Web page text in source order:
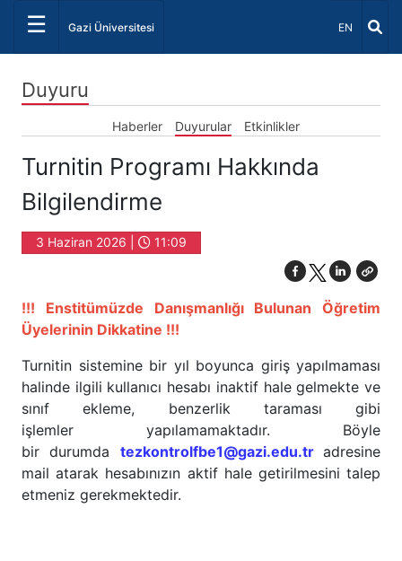
☰ Gazi Üniversitesi Dil Seçiniz
EN
Duyuru
Haberler Duyurular Etkinlikler
Turnitin Programı Hakkında
Bilgilendirme
3 Haziran 2026 | 11:09
!!! Enstitümüzde Danışmanlığı Bulunan Öğretim
Üyelerinin Dikkatine !!!
Turnitin sistemine bir yıl boyunca giriş yapılmaması
halinde ilgili kullanıcı hesabı inaktif hale gelmekte ve
sınıf ekleme, benzerlik taraması gibi
işlemler yapılamamaktadır. Böyle
bir durumda tezkontrolfbe1@gazi.edu.tr adresine
mail atarak hesabınızın aktif hale getirilmesini talep
etmeniz gerekmektedir.